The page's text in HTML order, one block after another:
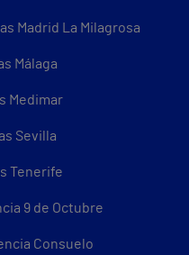
Madrid La Milagrosa
Málaga
Medimar
Sevilla
Tenerife
9 de Octubre
Consuelo